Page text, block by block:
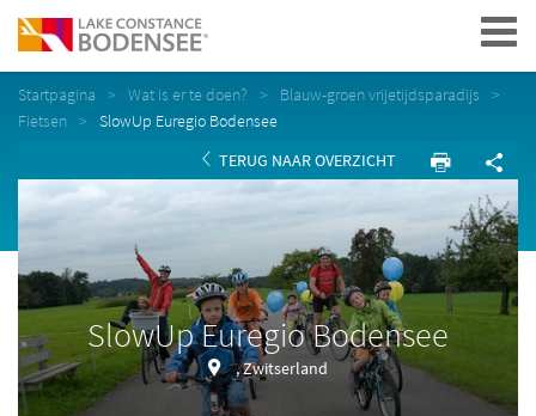
Navigation
Startpagina Wat is er te doen?
Blauw-groen vrijetijdsparadijs
Fietsen
SlowUp Euregio Bodensee
TERUG NAAR OVERZICHT
SlowUp Euregio Bodensee
, Zwitserland